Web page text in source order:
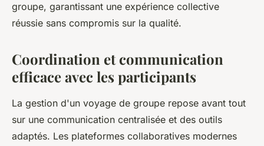
groupe, garantissant une expérience collective
réussie sans compromis sur la qualité.
Coordination et communication
efficace avec les participants
La gestion d'un voyage de groupe repose avant tout
sur une communication centralisée et des outils
adaptés. Les plateformes collaboratives modernes